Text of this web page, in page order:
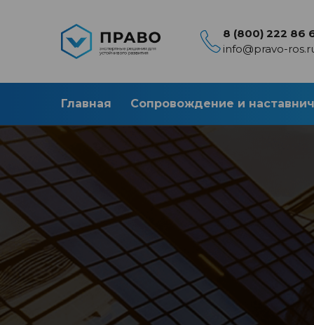
8 (800) 222 86
info@pravo-
Главная Сопровождение и